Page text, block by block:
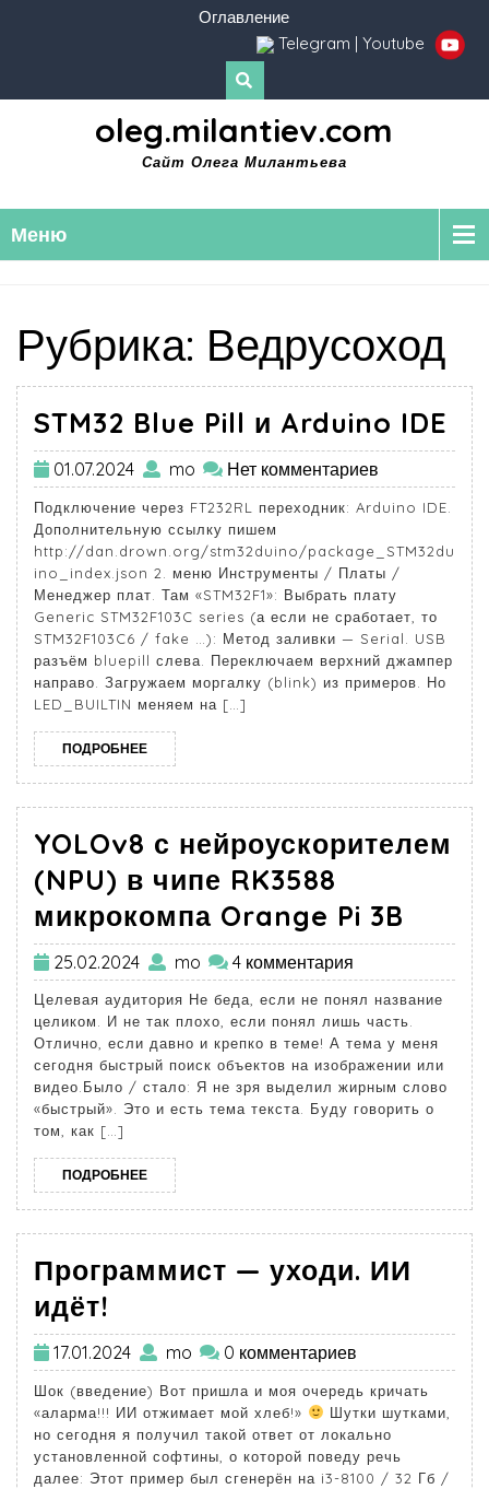
Оглавление
Telegram | Youtube
oleg.milantiev.com
Сайт Олега Милантьева
Меню
Рубрика: Ведрусоход
STM32 Blue Pill и Arduino IDE
01.07.2024 mo Нет комментариев
Подключение через FT232RL переходник: Arduino IDE.
Дополнительную ссылку пишем
http://dan.drown.org/stm32duino/package_STM32du
ino_index.json 2. меню Инструменты / Платы /
Менеджер плат. Там «STM32F1»: Выбрать плату
Generic STM32F103C series (а если не сработает, то
STM32F103C6 / fake …): Метод заливки — Serial. USB
разъём bluepill слева. Переключаем верхний джампер
направо. Загружаем моргалку (blink) из примеров. Но
LED_BUILTIN меняем на […]
ПОДРОБНЕЕ
YOLOv8 с нейроускорителем
(NPU) в чипе RK3588
микрокомпа Orange Pi 3B
25.02.2024 mo 4 комментария
Целевая аудитория Не беда, если не понял название
целиком. И не так плохо, если понял лишь часть.
Отлично, если давно и крепко в теме! А тема у меня
сегодня быстрый поиск объектов на изображении или
видео.Было / стало: Я не зря выделил жирным слово
«быстрый». Это и есть тема текста. Буду говорить о
том, как […]
ПОДРОБНЕЕ
Программист — уходи. ИИ
идёт!
17.01.2024 mo 0 комментариев
Шок (введение) Вот пришла и моя очередь кричать
«аларма!!! ИИ отжимает мой хлеб!»
Шутки шутками,
но сегодня я получил такой ответ от локально
установленной софтины, о которой поведу речь
далее: Этот пример был сгенерён на i3-8100 / 32 Гб /